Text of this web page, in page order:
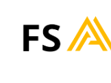
contenu